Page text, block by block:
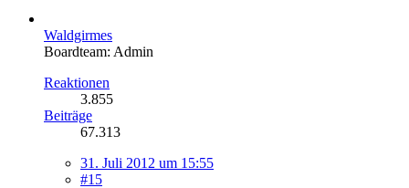
Waldgirmes
Boardteam: Admin
Reaktionen
3.855
Beiträge
67.313
31. Juli 2012 um 15:55
#15